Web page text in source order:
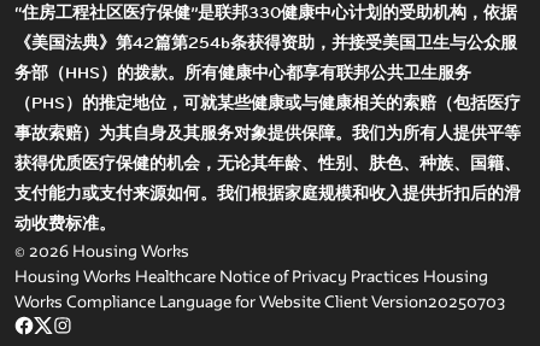
“住房工程社区医疗保健”是联邦330健康中心计划的受助机构，依据
《美国法典》第42篇第254b条获得资助，并接受美国卫生与公众服
务部（HHS）的拨款。所有健康中心都享有联邦公共卫生服务
（PHS）的推定地位，可就某些健康或与健康相关的索赔（包括医疗
事故索赔）为其自身及其服务对象提供保障。我们为所有人提供平等
获得优质医疗保健的机会，无论其年龄、性别、肤色、种族、国籍、
支付能力或支付来源如何。我们根据家庭规模和收入提供折扣后的滑
动收费标准。
© 2026 Housing Works
Housing Works Healthcare Notice of Privacy Practices Housing
Works Compliance Language for Website Client Version20250703